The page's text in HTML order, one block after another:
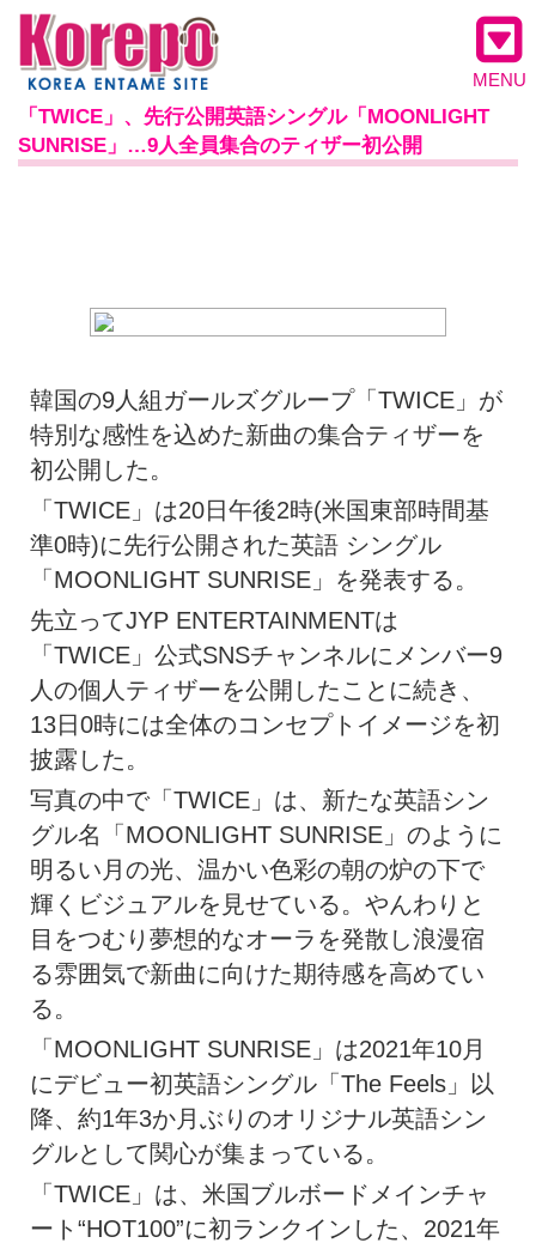
MENU
「TWICE」、先行公開英語シングル「MOONLIGHT
SUNRISE」…9人全員集合のティザー初公開
韓国の9人組ガールズグループ「TWICE」が
特別な感性を込めた新曲の集合ティザーを
初公開した。
「TWICE」は20日午後2時(米国東部時間基
準0時)に先行公開された英語 シングル
「MOONLIGHT SUNRISE」を発表する。
先立ってJYP ENTERTAINMENTは
「TWICE」公式SNSチャンネルにメンバー9
人の個人ティザーを公開したことに続き、
13日0時には全体のコンセプトイメージを初
披露した。
写真の中で「TWICE」は、新たな英語シン
グル名「MOONLIGHT SUNRISE」のように
明るい月の光、温かい色彩の朝の炉の下で
輝くビジュアルを見せている。やんわりと
目をつむり夢想的なオーラを発散し浪漫宿
る雰囲気で新曲に向けた期待感を高めてい
る。
「MOONLIGHT SUNRISE」は2021年10月
にデビュー初英語シングル「The Feels」以
降、約1年3か月ぶりのオリジナル英語シン
グルとして関心が集まっている。
「TWICE」は、米国ブルボードメインチャ
ート“HOT100”に初ランクインした、2021年